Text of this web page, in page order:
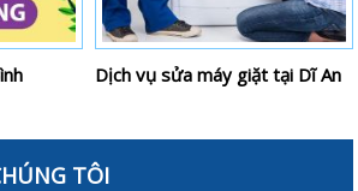
Dịch vụ sửa máy giặt tại Dĩ An
TÔI